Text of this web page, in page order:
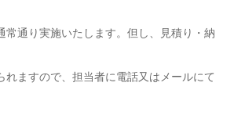
通り実施いたします。但し、見積り・納
すので、担当者に電話又はメールにて